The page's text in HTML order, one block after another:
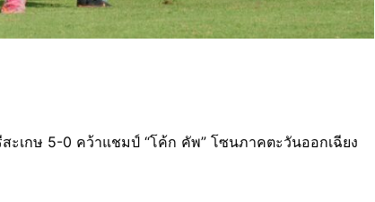
ะเกษ 5-0 คว้าแชมป์ “โค้ก คัพ” โซนภาคตะวันออกเฉียง